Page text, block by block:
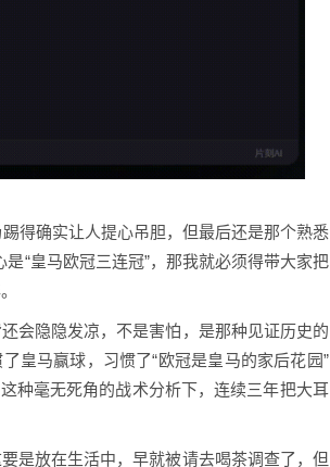
得确实让人提心吊胆，但最后还是那个熟悉
“皇马欧冠三连冠”，那我就必须得带大家把
会隐隐发凉，不是害怕，是那种见证历史的
皇马赢球，习惯了“欧冠是皇马的家后花园”
种毫无死角的战术分析下，连续三年把大耳
是放在生活中，早就被请去喝茶调查了，但